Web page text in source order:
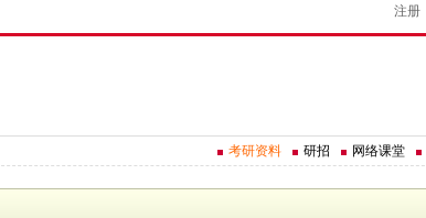
注册
考研资料 研招 网络课堂